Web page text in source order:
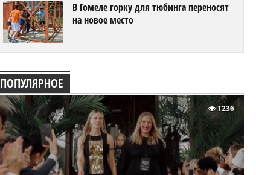
В Гомеле горку для тюбинга переносят
на новое место
ПОПУЛЯРНОЕ
1236